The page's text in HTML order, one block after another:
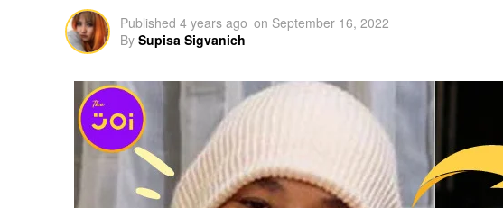
Published 4 years ago on September 16, 2022
By Supisa Sigvanich